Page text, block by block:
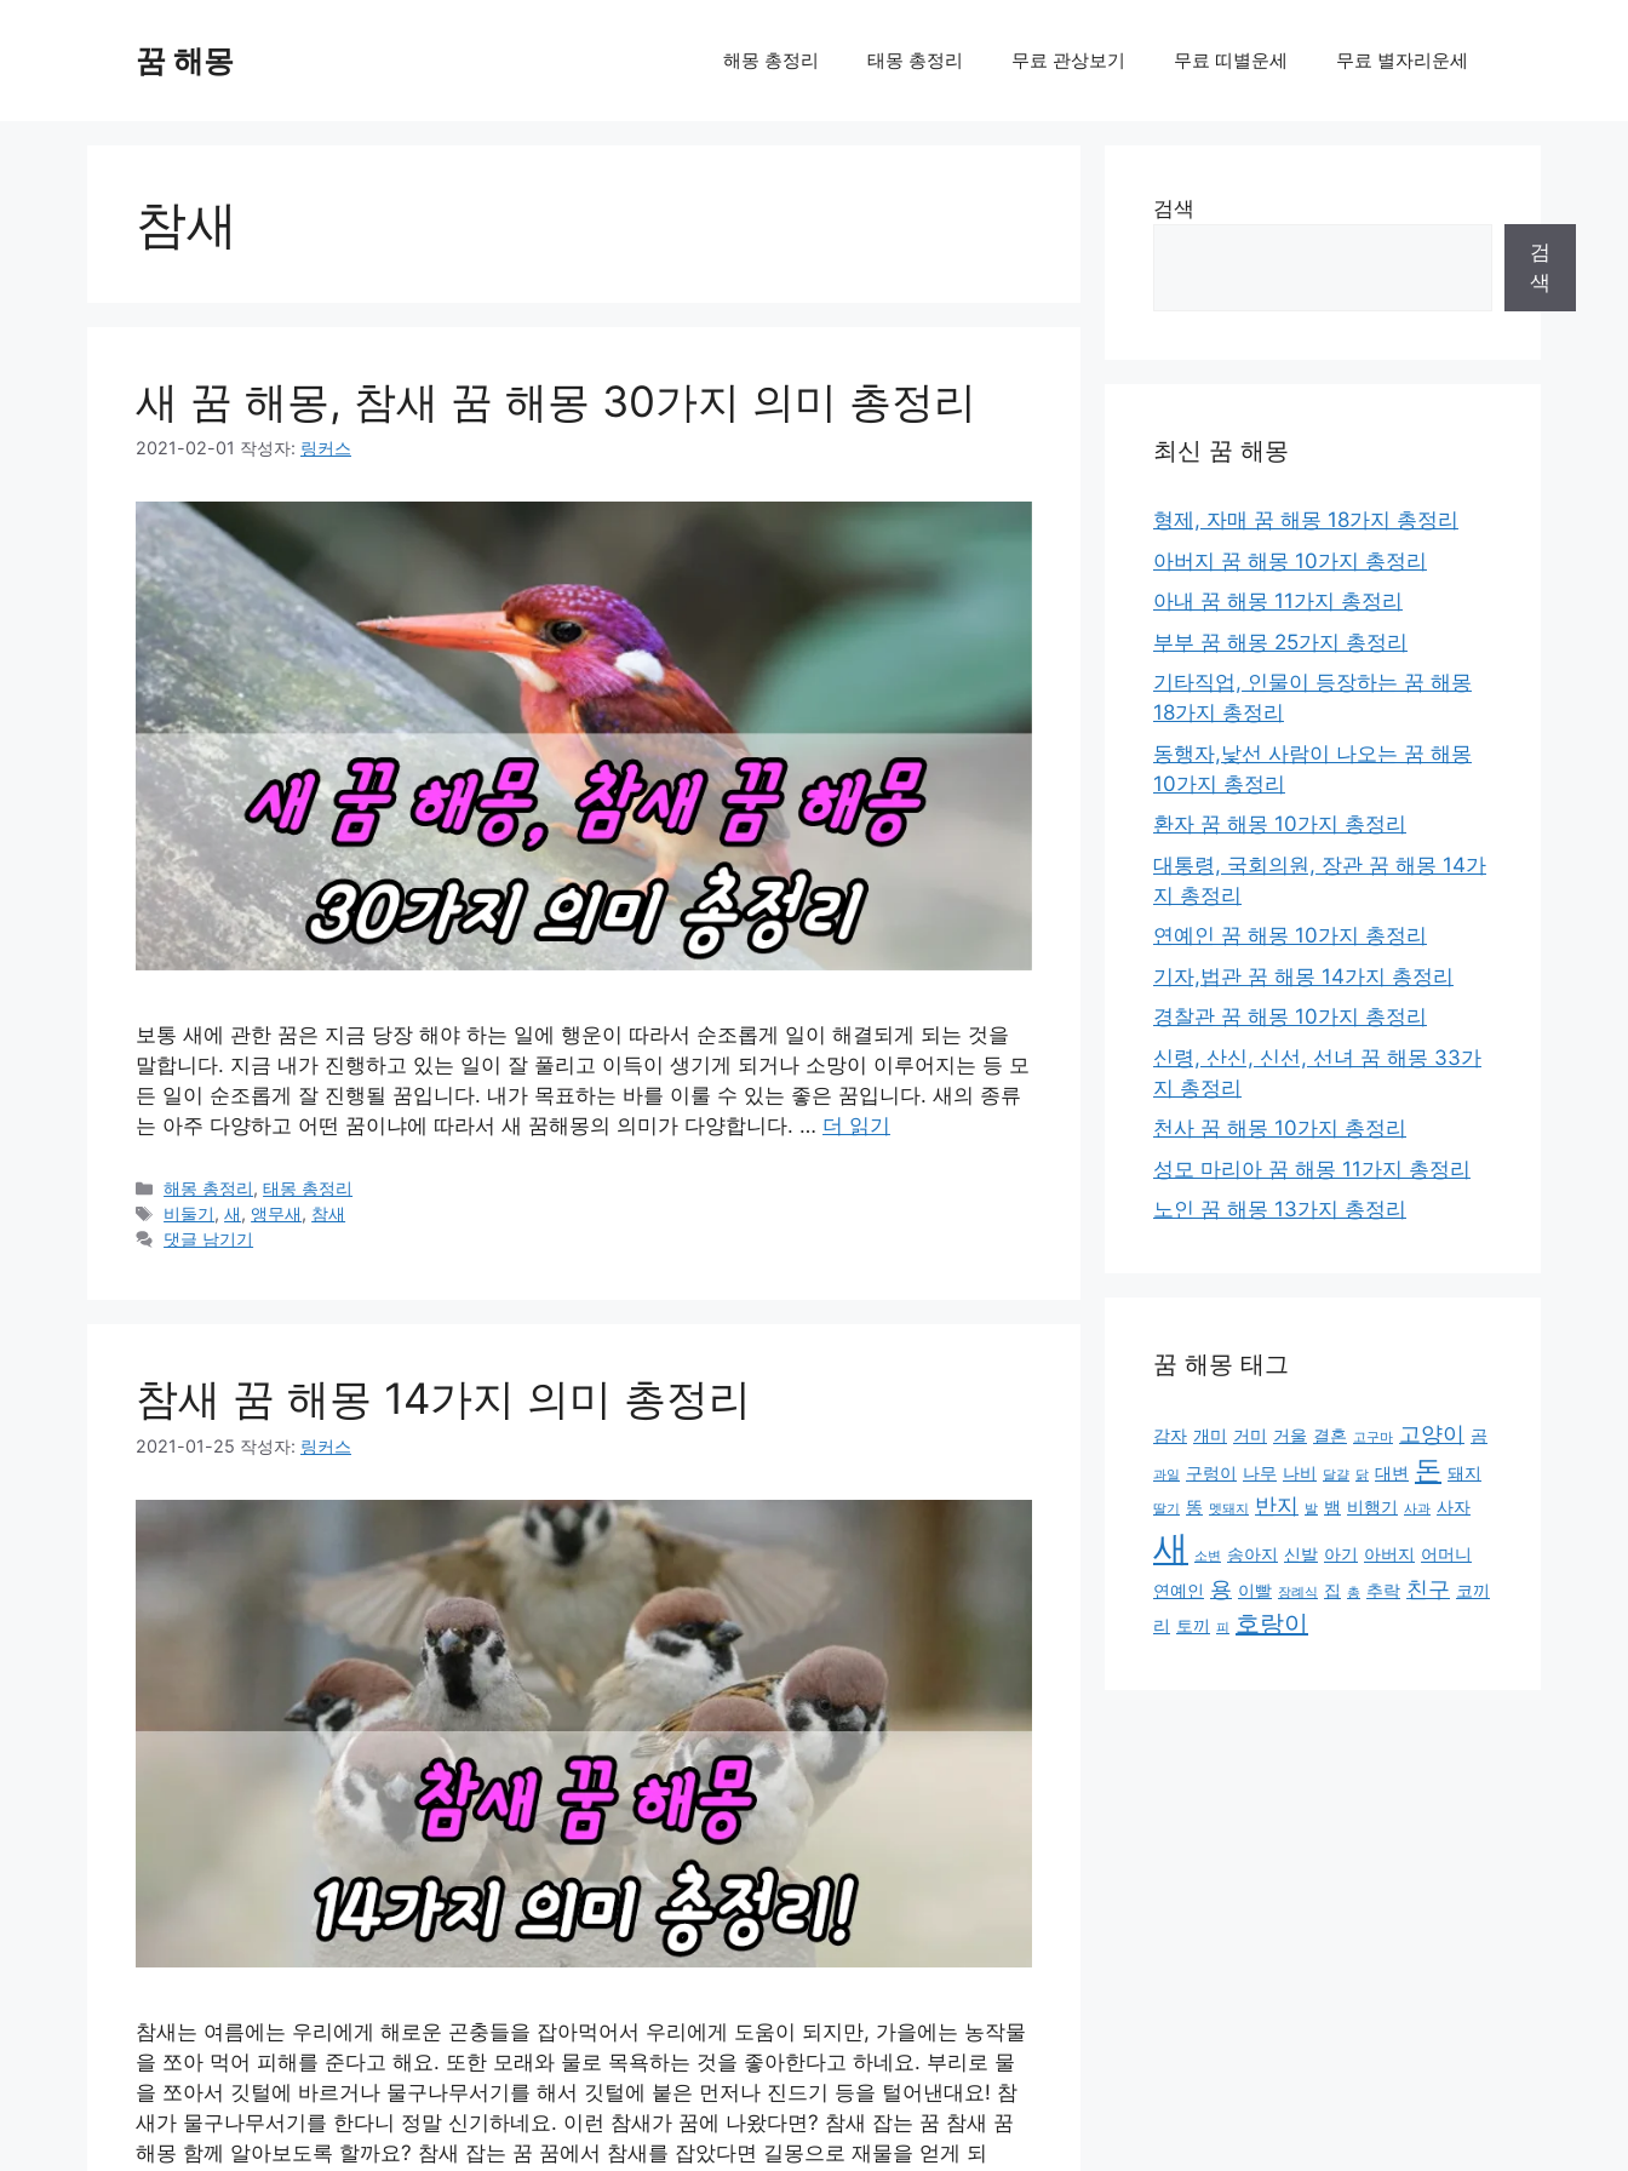
꿈 해몽 해몽 총정리 태몽 총정리 무료 관상보기 무료 띠별운세 무료 별자리운세
참새
새 꿈 해몽, 참새 꿈 해몽 30가지 의미 총정리
2021-02-01 작성자: 링커스
보통 새에 관한 꿈은 지금 당장 해야 하는 일에 행운이 따라서 순조롭게 일이 해결되게 되는 것을
말합니다. 지금 내가 진행하고 있는 일이 잘 풀리고 이득이 생기게 되거나 소망이 이루어지는 등 모
든 일이 순조롭게 잘 진행될 꿈입니다. 내가 목표하는 바를 이룰 수 있는 좋은 꿈입니다. 새의 종류
는 아주 다양하고 어떤 꿈이냐에 따라서 새 꿈해몽의 의미가 다양합니다. … 더 읽기
카
테
고
해몽 총정리,태몽 총정리
태
그
비둘기,새, 앵무새, 참새
댓글 남기기
참새 꿈 해몽 14가지 의미 총정리
2021-01-25 작성자: 링커스
참새는 여름에는 우리에게 해로운 곤충들을 잡아먹어서 우리에게 도움이 되지만, 가을에는 농작물
을 쪼아 먹어 피해를 준다고 해요. 또한 모래와 물로 목욕하는 것을 좋아한다고 하네요. 부리로 물
을 쪼아서 깃털에 바르거나 물구나무서기를 해서 깃털에 붙은 먼저나 진드기 등을 털어낸대요! 참
새가 물구나무서기를 한다니 정말 신기하네요. 이런 참새가 꿈에 나왔다면? 참새 잡는 꿈 참새 꿈
해몽 함께 알아보도록 할까요? 참새 잡는 꿈 꿈에서 참새를 잡았다면 길몽으로 재물을 얻게 되
검색
검
색
최신 꿈 해몽
형제, 자매 꿈 해몽 18가지 총정리
아버지 꿈 해몽 10가지 총정리
아내 꿈 해몽 11가지 총정리
부부 꿈 해몽 25가지 총정리
기타직업, 인물이 등장하는 꿈 해몽
18가지 총정리
동행자,낯선 사람이 나오는 꿈 해몽
10가지 총정리
환자 꿈 해몽 10가지 총정리
대통령, 국회의원, 장관 꿈 해몽 14가
지 총정리
연예인 꿈 해몽 10가지 총정리
기자,법관 꿈 해몽 14가지 총정리
경찰관 꿈 해몽 10가지 총정리
신령, 산신, 신선, 선녀 꿈 해몽 33가
지 총정리
천사 꿈 해몽 10가지 총정리
성모 마리아 꿈 해몽 11가지 총정리
노인 꿈 해몽 13가지 총정리
꿈 해몽 태그
감자 개미 거미 거울 결혼 고구마 고양이 곰
과일 구렁이 나무 나비 달걀 닭 대변 돈 돼지
딸기 똥 멧돼지 반지 발 뱀 비행기 사과 사자
새 소변 송아지 신발 아기 아버지 어머니
연예인 용 이빨 장례식 집 총 추락 친구 코끼
리 토끼 피 호랑이